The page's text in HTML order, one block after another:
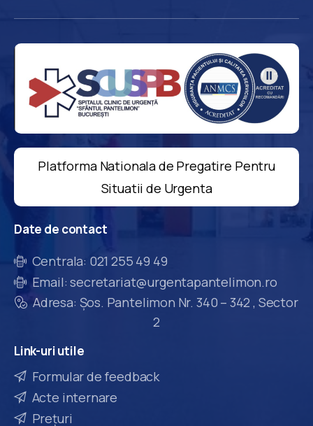
Platforma Nationala de Pregatire Pentru
Situatii de Urgenta
Date de contact
Centrala: 021 255 49 49
Email: secretariat@urgentapantelimon.ro
Adresa: Șos. Pantelimon Nr. 340 – 342 , Sector
2
Link-uriutile
Formular de feedback
Acte internare
Prețuri